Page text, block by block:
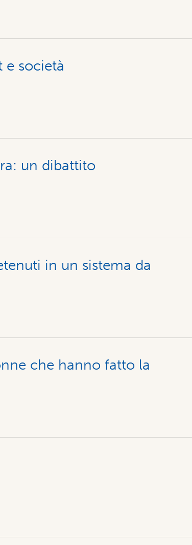
e società
un dibattito
in un sistema da
che hanno fatto la